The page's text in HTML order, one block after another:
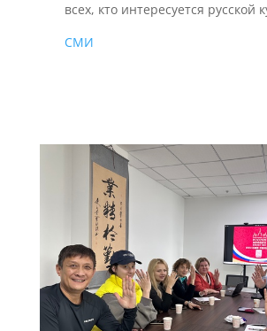
всех, кто интересуется русской
СМИ